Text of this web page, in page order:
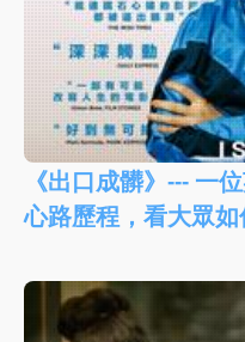
《出口成髒》--- 一
心路歷程，看大眾